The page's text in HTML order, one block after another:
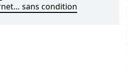
sans condition